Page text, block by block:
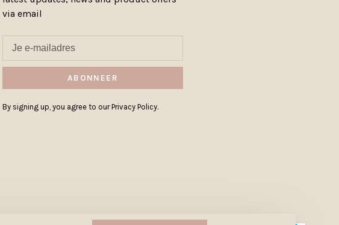
via email
ABONNEER
By signing up, you agree to our Privacy Policy.